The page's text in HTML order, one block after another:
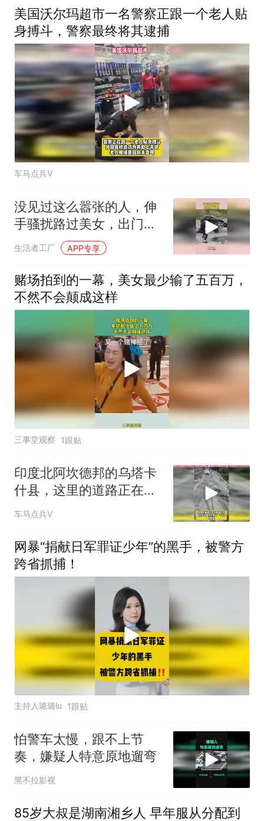
美国沃尔玛超市一名警察正跟一个老人贴
身搏斗，警察最终将其逮捕
车马点兵V
没见过这么嚣张的人，伸
手骚扰路过美女，出门可
没人惯着他！
生活者工厂 APP专享
赌场拍到的一幕，美女最少输了五百万，
不然不会颠成这样
三事堂观察 1跟贴
印度北阿坎德邦的乌塔卡
什县，这里的道路正在不
断地下沉
车马点兵V
网暴“捐献日军罪证少年”的黑手，被警方
跨省抓捕！
主持人璐璐lu 1跟贴
怕警车太慢，跟不上节
奏，嫌疑人特意原地遛弯
黑不拉影视
85岁大叔是湖南湘乡人 早年服从分配到